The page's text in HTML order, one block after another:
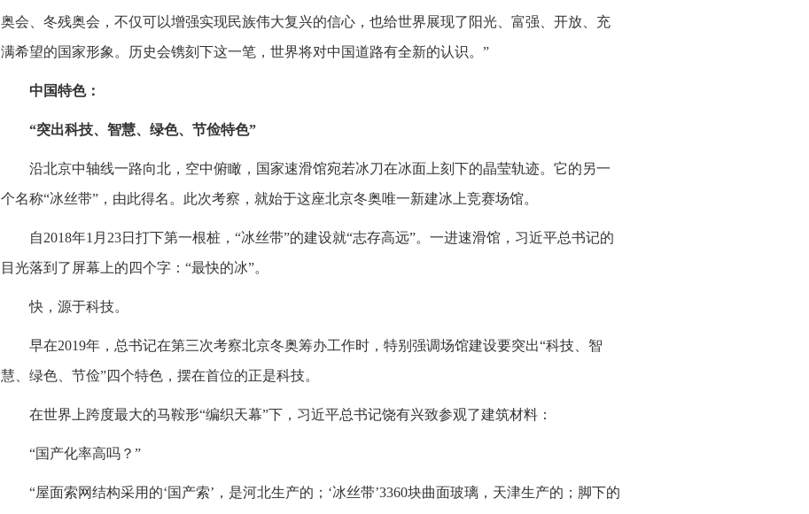
奥会、冬残奥会，不仅可以增强实现民族伟大复兴的信心，也给世界展现了阳光、富强、开放、充
满希望的国家形象。历史会镌刻下这一笔，世界将对中国道路有全新的认识。”
中国特色：
“突出科技、智慧、绿色、节俭特色”
沿北京中轴线一路向北，空中俯瞰，国家速滑馆宛若冰刀在冰面上刻下的晶莹轨迹。它的另一
个名称“冰丝带”，由此得名。此次考察，就始于这座北京冬奥唯一新建冰上竞赛场馆。
自2018年1月23日打下第一根桩，“冰丝带”的建设就“志存高远”。一进速滑馆，习近平总书记的
目光落到了屏幕上的四个字：“最快的冰”。
快，源于科技。
早在2019年，总书记在第三次考察北京冬奥筹办工作时，特别强调场馆建设要突出“科技、智
慧、绿色、节俭”四个特色，摆在首位的正是科技。
在世界上跨度最大的马鞍形“编织天幕”下，习近平总书记饶有兴致参观了建筑材料：
“国产化率高吗？”
“屋面索网结构采用的‘国产索’，是河北生产的；‘冰丝带’3360块曲面玻璃，天津生产的；脚下的